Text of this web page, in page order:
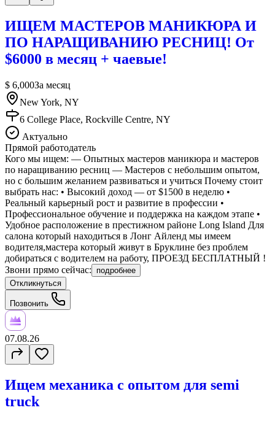
ИЩЕМ МАСТЕРОВ МАНИКЮРА И
ПО НАРАЩИВАНИЮ РЕСНИЦ! От
$6000 в месяц + чаевые!
$ 6,000За месяц
New York, NY
6 College Place, Rockville Centre, NY
Актуально
Прямой работодатель
Кого мы ищем: — Опытных мастеров маникюра и мастеров
по наращиванию ресниц — Мастеров с небольшим опытом,
но с большим желанием развиваться и учиться Почему стоит
выбрать нас: • Высокий доход — от $1500 в неделю •
Реальный карьерный рост и развитие в профессии •
Профессиональное обучение и поддержка на каждом этапе •
Удобное расположение в престижном районе Long Island Для
салона который находиться в Лонг Айленд мы имеем
водителя,мастера который живут в Бруклине без проблем
добираться с водителем на работу, ПРОЕЗД БЕСПЛАТНЫЙ !
Звони прямо сейчас:
подробнее
Откликнуться
Позвонить
07.08.26
Ищем механика с опытом для semi
truck